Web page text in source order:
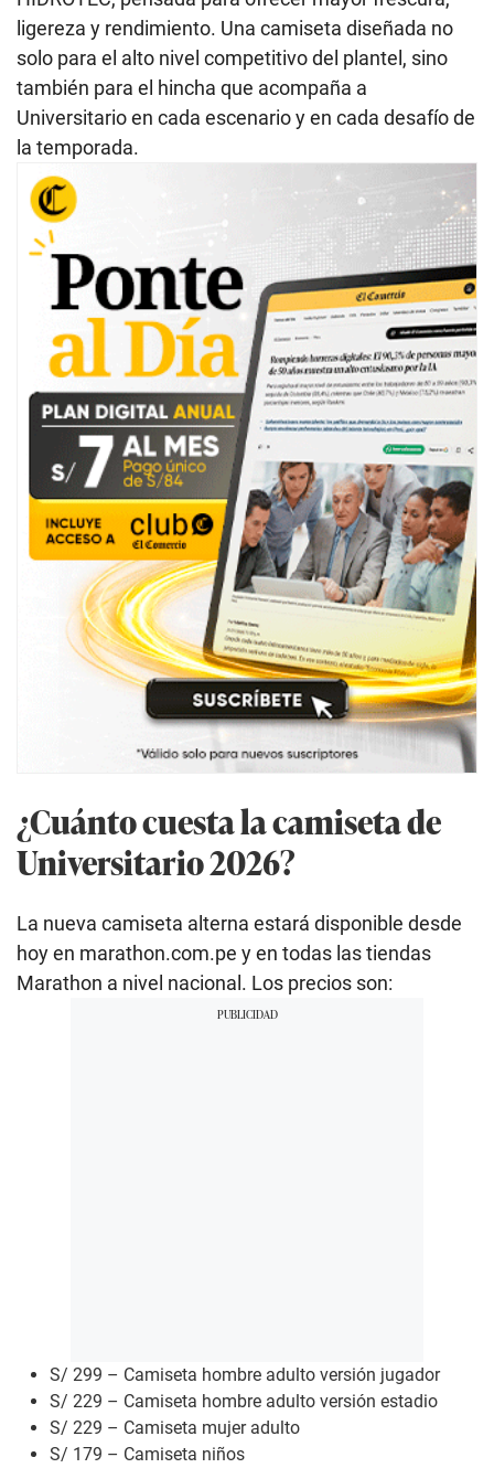
ligereza y rendimiento. Una camiseta diseñada no
solo para el alto nivel competitivo del plantel, sino
también para el hincha que acompaña a
Universitario en cada escenario y en cada desafío de
la temporada.
¿Cuánto cuesta la camiseta de
Universitario 2026?
La nueva camiseta alterna estará disponible desde
hoy en marathon.com.pe y en todas las tiendas
Marathon a nivel nacional. Los precios son:
S/ 299 – Camiseta hombre adulto versión jugador
S/ 229 – Camiseta hombre adulto versión estadio
S/ 229 – Camiseta mujer adulto
S/ 179 – Camiseta niños